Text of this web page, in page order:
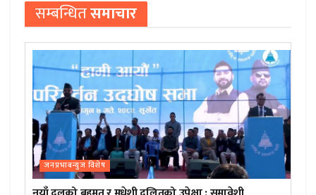
सम्बन्धितसमाचार
जनप्रभाबन्युज विशेष